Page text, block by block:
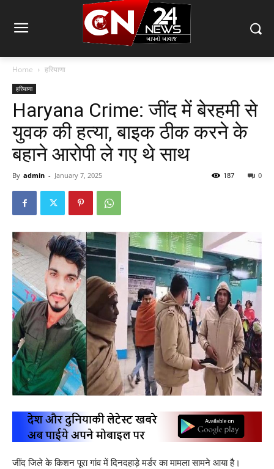
Home हरियाणा
हरियाणा
Haryana Crime: जींद में बेरहमी से
युवक की हत्या, बाइक ठीक करने के
बहाने आरोपी ले गए थे साथ
By admin - January 7, 2025 0
187
जींद जिले के किशन पूरा गांव में दिनदहाड़े मर्डर का मामला सामने आया है।